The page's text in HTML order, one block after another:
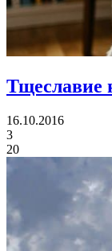
Тщеславие
16.10.2016
3
20